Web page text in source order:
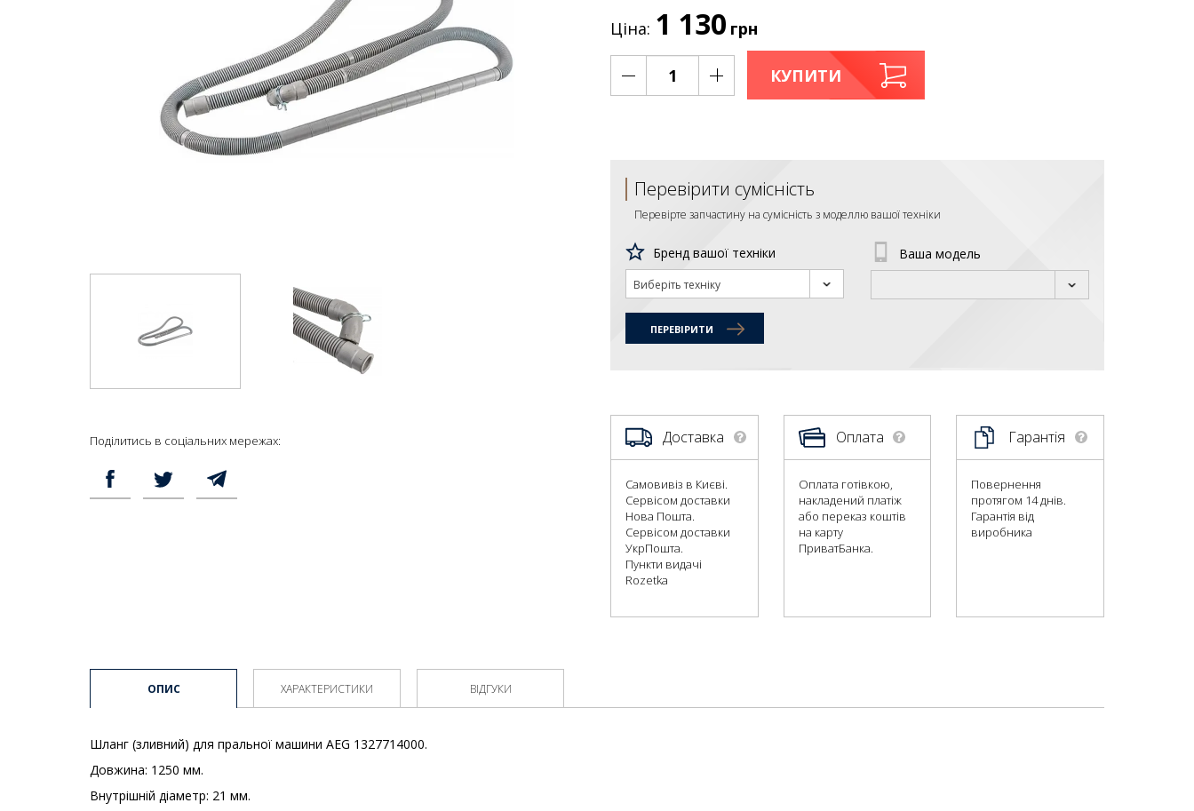
Поділитись в соціальних мережах:
Ціна: 1 130 грн
КУПИТИ
Перевірити сумісність
Перевірте запчастину на сумісність з моделлю вашої техніки
Бренд вашої техніки
Виберіть техніку
Ваша модель
ПЕРЕВІРИТИ
Доставка
Самовивіз в Києві.
Сервісом доставки
Нова Пошта.
Сервісом доставки
УкрПошта.
Пункти видачі
Rozetka
Оплата
Оплата готівкою,
накладений платіж
або переказ коштів
на карту
ПриватБанка.
Гарантія
Повернення
протягом 14 днів.
Гарантія від
виробника
ОПИС
Шланг (зливний) для пральної машини AEG 1327714000.
Довжина: 1250 мм.
Внутрішній діаметр: 21 мм.
ХАРАКТЕРИСТИКИ ВІДГУКИ